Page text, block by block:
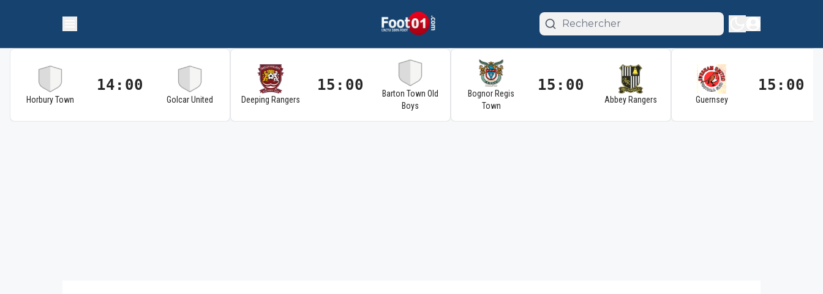
Horbury Town
14:00
Golcar United Deeping Rangers
15:00
Barton Town Old
Boys
Bognor Regis
Town
15:00
Abbey Rangers Guernsey
15:00